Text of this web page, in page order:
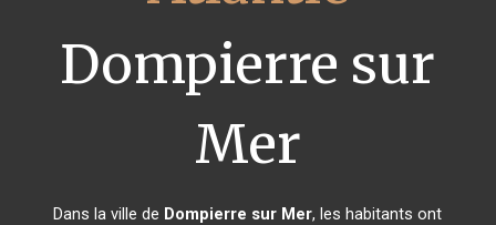
Dompierre sur
Mer
Dans la ville de Dompierre sur Mer, les habitants ont